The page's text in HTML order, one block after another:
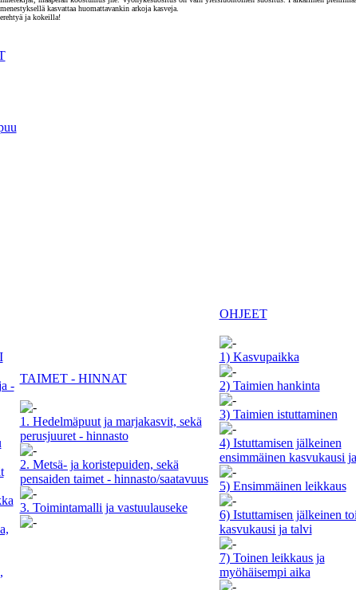
kasvattaa huomattavankin arkoja kasveja.
ja kokeilla!
-
TAIMET - HINNAT
1. Hedelmäpuut ja marjakasvit, sekä
perusjuuret - hinnasto
2. Metsä- ja koristepuiden, sekä
pensaiden taimet - hinnasto/saatavuus
3. Toimintamalli ja vastuulauseke
OHJEET
1) Kasvupaikka
2) Taimien hankinta
3) Taimien istuttaminen
4) Istuttamisen jälkeinen
ensimmäinen kasvukausi
5) Ensimmäinen leikkaus
6) Istuttamisen jälkeinen
kasvukausi ja talvi
7) Toinen leikkaus ja
myöhäisempi aika